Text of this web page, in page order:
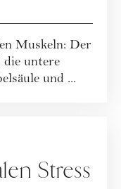
Muskeln: Der
die untere
und ...
Stress